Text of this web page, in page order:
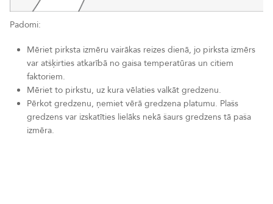
Padomi:
Mēriet pirksta izmēru vairākas reizes dienā, jo pirksta izmērs
var atšķirties atkarībā no gaisa temperatūras un citiem
faktoriem.
Mēriet to pirkstu, uz kura vēlaties valkāt gredzenu.
Pērkot gredzenu, ņemiet vērā gredzena platumu. Plašs
gredzens var izskatīties lielāks nekā šaurs gredzens tā paša
izmēra.